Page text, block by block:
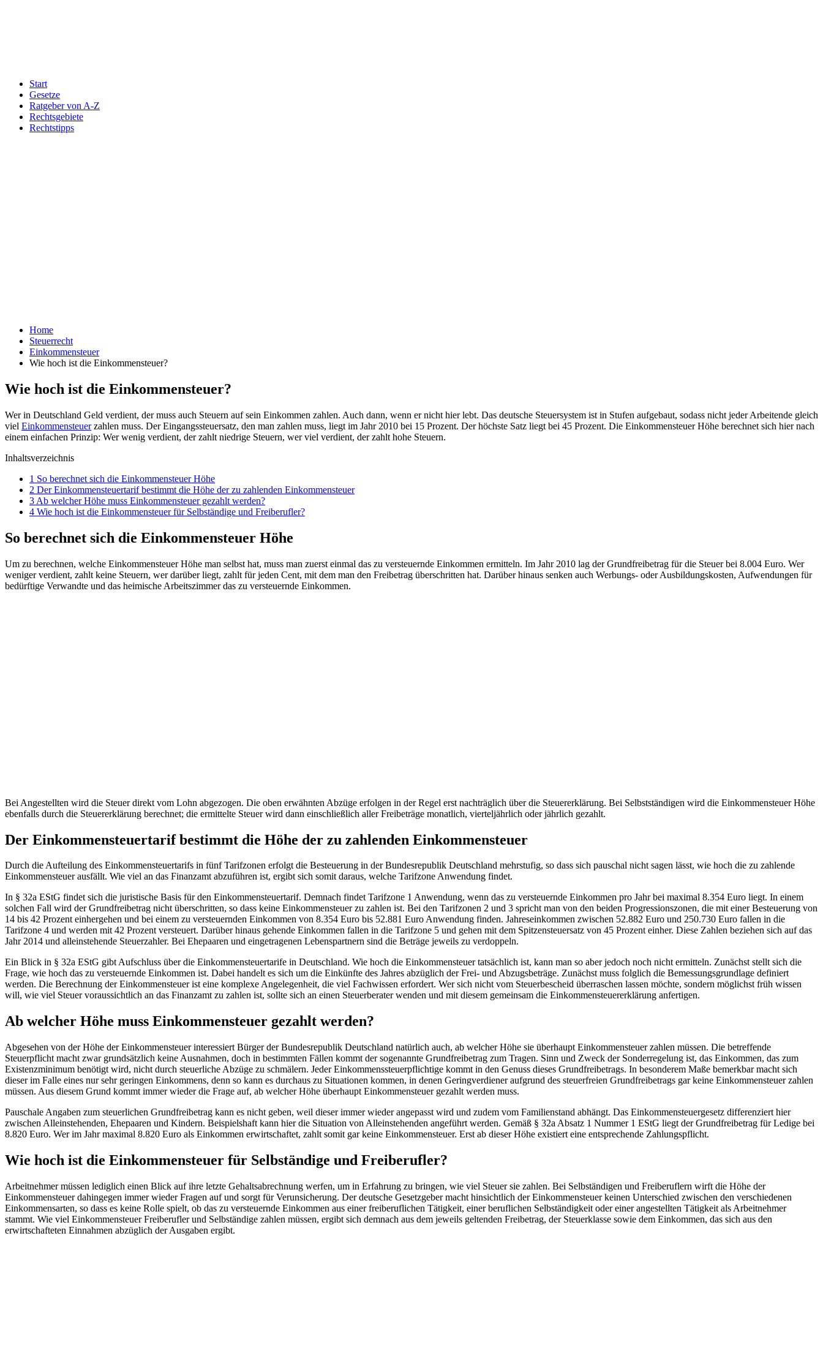
Start
Gesetze
Ratgeber von A-Z
Rechtsgebiete
Rechtstipps
Home
Steuerrecht
Einkommensteuer
Wie hoch ist die Einkommensteuer?
Wie hoch ist die Einkommensteuer?
Wer in Deutschland Geld verdient, der muss auch Steuern auf sein Einkommen zahlen. Auch dann, wenn er nicht hier lebt. Das deutsche Steuersystem ist in Stufen aufgebaut, sodass nicht jeder Arbeitende gleich
viel Einkommensteuerzahlen muss. Der Eingangssteuersatz, den man zahlen muss, liegt im Jahr 2010 bei 15 Prozent. Der höchste Satz liegt bei 45 Prozent. Die Einkommensteuer Höhe berechnet sich hier nach
einem einfachen Prinzip: Wer wenig verdient, der zahlt niedrige Steuern, wer viel verdient, der zahlt hohe Steuern.
Inhaltsverzeichnis
1 So berechnet sich die Einkommensteuer Höhe
2 Der Einkommensteuertarif bestimmt die Höhe der zu zahlenden Einkommensteuer
3 Ab welcher Höhe muss Einkommensteuer gezahlt werden?
4 Wie hoch ist die Einkommensteuer für Selbständige und Freiberufler?
So berechnet sich die Einkommensteuer Höhe
Um zu berechnen, welche Einkommensteuer Höhe man selbst hat, muss man zuerst einmal das zu versteuernde Einkommen ermitteln. Im Jahr 2010 lag der Grundfreibetrag für die Steuer bei 8.004 Euro. Wer
weniger verdient, zahlt keine Steuern, wer darüber liegt, zahlt für jeden Cent, mit dem man den Freibetrag überschritten hat. Darüber hinaus senken auch Werbungs- oder Ausbildungskosten, Aufwendungen für
bedürftige Verwandte und das heimische Arbeitszimmer das zu versteuernde Einkommen.
Bei Angestellten wird die Steuer direkt vom Lohn abgezogen. Die oben erwähnten Abzüge erfolgen in der Regel erst nachträglich über die Steuererklärung. Bei Selbstständigen wird die Einkommensteuer Höhe
ebenfalls durch die Steuererklärung berechnet; die ermittelte Steuer wird dann einschließlich aller Freibeträge monatlich, vierteljährlich oder jährlich gezahlt.
Der Einkommensteuertarif bestimmt die Höhe der zu zahlenden Einkommensteuer
Durch die Aufteilung des Einkommensteuertarifs in fünf Tarifzonen erfolgt die Besteuerung in der Bundesrepublik Deutschland mehrstufig, so dass sich pauschal nicht sagen lässt, wie hoch die zu zahlende
Einkommensteuer ausfällt. Wie viel an das Finanzamt abzuführen ist, ergibt sich somit daraus, welche Tarifzone Anwendung findet.
In § 32a EStG findet sich die juristische Basis für den Einkommensteuertarif. Demnach findet Tarifzone 1 Anwendung, wenn das zu versteuernde Einkommen pro Jahr bei maximal 8.354 Euro liegt. In einem
solchen Fall wird der Grundfreibetrag nicht überschritten, so dass keine Einkommensteuer zu zahlen ist. Bei den Tarifzonen 2 und 3 spricht man von den beiden Progressionszonen, die mit einer Besteuerung von
14 bis 42 Prozent einhergehen und bei einem zu versteuernden Einkommen von 8.354 Euro bis 52.881 Euro Anwendung finden. Jahreseinkommen zwischen 52.882 Euro und 250.730 Euro fallen in die
Tarifzone 4 und werden mit 42 Prozent versteuert. Darüber hinaus gehende Einkommen fallen in die Tarifzone 5 und gehen mit dem Spitzensteuersatz von 45 Prozent einher. Diese Zahlen beziehen sich auf das
Jahr 2014 und alleinstehende Steuerzahler. Bei Ehepaaren und eingetragenen Lebenspartnern sind die Beträge jeweils zu verdoppeln.
Ein Blick in § 32a EStG gibt Aufschluss über die Einkommensteuertarife in Deutschland. Wie hoch die Einkommensteuer tatsächlich ist, kann man so aber jedoch noch nicht ermitteln. Zunächst stellt sich die
Frage, wie hoch das zu versteuernde Einkommen ist. Dabei handelt es sich um die Einkünfte des Jahres abzüglich der Frei- und Abzugsbeträge. Zunächst muss folglich die Bemessungsgrundlage definiert
werden. Die Berechnung der Einkommensteuer ist eine komplexe Angelegenheit, die viel Fachwissen erfordert. Wer sich nicht vom Steuerbescheid überraschen lassen möchte, sondern möglichst früh wissen
will, wie viel Steuer voraussichtlich an das Finanzamt zu zahlen ist, sollte sich an einen Steuerberater wenden und mit diesem gemeinsam die Einkommensteuererklärung anfertigen.
Ab welcher Höhe muss Einkommensteuer gezahlt werden?
Abgesehen von der Höhe der Einkommensteuer interessiert Bürger der Bundesrepublik Deutschland natürlich auch, ab welcher Höhe sie überhaupt Einkommensteuer zahlen müssen. Die betreffende
Steuerpflicht macht zwar grundsätzlich keine Ausnahmen, doch in bestimmten Fällen kommt der sogenannte Grundfreibetrag zum Tragen. Sinn und Zweck der Sonderregelung ist, das Einkommen, das zum
Existenzminimum benötigt wird, nicht durch steuerliche Abzüge zu schmälern. Jeder Einkommenssteuerpflichtige kommt in den Genuss dieses Grundfreibetrags. In besonderem Maße bemerkbar macht sich
dieser im Falle eines nur sehr geringen Einkommens, denn so kann es durchaus zu Situationen kommen, in denen Geringverdiener aufgrund des steuerfreien Grundfreibetrags gar keine Einkommensteuer zahlen
müssen. Aus diesem Grund kommt immer wieder die Frage auf, ab welcher Höhe überhaupt Einkommensteuer gezahlt werden muss.
Pauschale Angaben zum steuerlichen Grundfreibetrag kann es nicht geben, weil dieser immer wieder angepasst wird und zudem vom Familienstand abhängt. Das Einkommensteuergesetz differenziert hier
zwischen Alleinstehenden, Ehepaaren und Kindern. Beispielshaft kann hier die Situation von Alleinstehenden angeführt werden. Gemäß § 32a Absatz 1 Nummer 1 EStG liegt der Grundfreibetrag für Ledige bei
8.820 Euro. Wer im Jahr maximal 8.820 Euro als Einkommen erwirtschaftet, zahlt somit gar keine Einkommensteuer. Erst ab dieser Höhe existiert eine entsprechende Zahlungspflicht.
Wie hoch ist die Einkommensteuer für Selbständige und Freiberufler?
Arbeitnehmer müssen lediglich einen Blick auf ihre letzte Gehaltsabrechnung werfen, um in Erfahrung zu bringen, wie viel Steuer sie zahlen. Bei Selbständigen und Freiberuflern wirft die Höhe der
Einkommensteuer dahingegen immer wieder Fragen auf und sorgt für Verunsicherung. Der deutsche Gesetzgeber macht hinsichtlich der Einkommensteuer keinen Unterschied zwischen den verschiedenen
Einkommensarten, so dass es keine Rolle spielt, ob das zu versteuernde Einkommen aus einer freiberuflichen Tätigkeit, einer beruflichen Selbständigkeit oder einer angestellten Tätigkeit als Arbeitnehmer
stammt. Wie viel Einkommensteuer Freiberufler und Selbständige zahlen müssen, ergibt sich demnach aus dem jeweils geltenden Freibetrag, der Steuerklasse sowie dem Einkommen, das sich aus den
erwirtschafteten Einnahmen abzüglich der Ausgaben ergibt.